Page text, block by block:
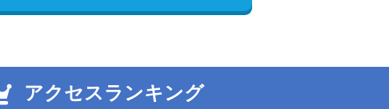
アクセスランキング